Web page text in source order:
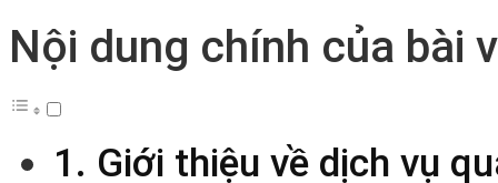
Nội dung chính của bài
1. Giới thiệu về dịch vụ